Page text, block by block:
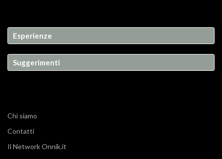
Esperienze
Suggerimenti
Chi siamo
Contatti
Il Network Onnik.it